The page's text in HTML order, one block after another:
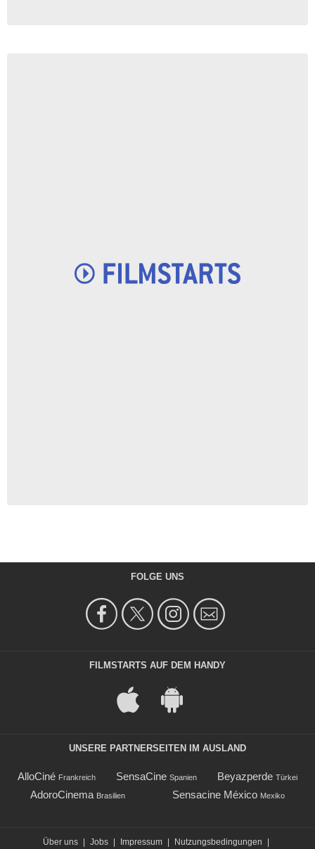
FOLGE UNS
FILMSTARTS AUF DEM HANDY
UNSERE PARTNERSEITEN IM AUSLAND
AlloCiné Frankreich SensaCine Spanien Beyazperde Türkei
AdoroCinema Brasilien Sensacine México Mexiko
Über uns Jobs Impressum Nutzungsbedingungen